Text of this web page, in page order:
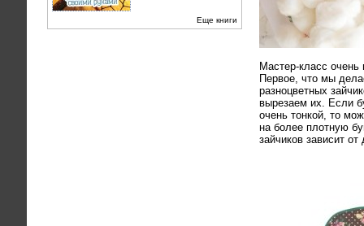
Еще книги
Мастер-класс очень
Первое, что мы
разноцветных
вырезаем их. Если
очень тонкой, то
на более плотную
зайчиков зависит